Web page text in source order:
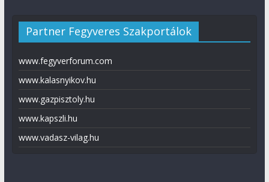
Partner Fegyveres Szakportálok
www.fegyverforum.com
www.kalasnyikov.hu
www.gazpisztoly.hu
www.kapszli.hu
www.vadasz-vilag.hu